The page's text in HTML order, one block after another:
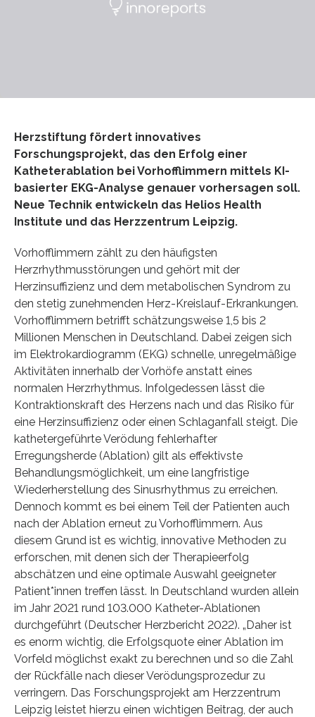
Herzstiftung fördert innovatives
Forschungsprojekt, das den Erfolg einer
Katheterablation bei Vorhofflimmern mittels KI-
basierter EKG-Analyse genauer vorhersagen soll.
Neue Technik entwickeln das Helios Health
Institute und das Herzzentrum Leipzig.
Vorhofflimmern zählt zu den häufigsten
Herzrhythmusstörungen und gehört mit der
Herzinsuffizienz und dem metabolischen Syndrom zu
den stetig zunehmenden Herz-Kreislauf-Erkrankungen.
Vorhofflimmern betrifft schätzungsweise 1,5 bis 2
Millionen Menschen in Deutschland. Dabei zeigen sich
im Elektrokardiogramm (EKG) schnelle, unregelmäßige
Aktivitäten innerhalb der Vorhöfe anstatt eines
normalen Herzrhythmus. Infolgedessen lässt die
Kontraktionskraft des Herzens nach und das Risiko für
eine Herzinsuffizienz oder einen Schlaganfall steigt. Die
kathetergeführte Verödung fehlerhafter
Erregungsherde (Ablation) gilt als effektivste
Behandlungsmöglichkeit, um eine langfristige
Wiederherstellung des Sinusrhythmus zu erreichen.
Dennoch kommt es bei einem Teil der Patienten auch
nach der Ablation erneut zu Vorhofflimmern. Aus
diesem Grund ist es wichtig, innovative Methoden zu
erforschen, mit denen sich der Therapieerfolg
abschätzen und eine optimale Auswahl geeigneter
Patient*innen treffen lässt. In Deutschland wurden allein
im Jahr 2021 rund 103.000 Katheter-Ablationen
durchgeführt (Deutscher Herzbericht 2022). „Daher ist
es enorm wichtig, die Erfolgsquote einer Ablation im
Vorfeld möglichst exakt zu berechnen und so die Zahl
der Rückfälle nach dieser Verödungsprozedur zu
verringern. Das Forschungsprojekt am Herzzentrum
Leipzig leistet hierzu einen wichtigen Beitrag, der auch